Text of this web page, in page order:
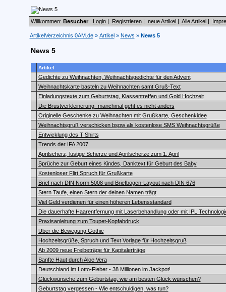
Willkommen: Besucher Login| Registrieren| neue Artikel| Alle Artikel|
ArtikelVerzeichnis 0AM.de» Artikel» News » News 5
News 5
Artikel
Gedichte zu Weihnachten, Weihnachtsgedichte für den Advent
Weihnachtskarte basteln zu Weihnachten samt Gruß-Text
Einladungstexte zum Geburtstag, Klassentreffen und Gold Hochzeit
Die Brustverkleinerung- manchmal geht es nicht anders
Originelle Geschenke zu Weihnachten mit Grußkarte, Geschenkidee
Weihnachtsgruß verschicken bspw als kostenlose SMS Weihnachtsgrüße
Entwicklung des T Shirts
Trends der IFA 2007
Aprilscherz, lustige Scherze und Aprilscherze zum 1. April
Sprüche zur Geburt eines Kindes, Danktext für Geburt des Baby
Kostenloser Flirt Spruch für Grußkarte
Brief nach DIN Norm 5008 und Briefbogen-Layout nach DIN 676
Stern Taufe, einen Stern der deinen Namen trägt
Viel Geld verdienen für einen höheren Lebensstandard
Die dauerhafte Haarentfernung mit Laserbehandlung oder mit IPL
Praxisanleitung zum Toupet-Kopfabdruck
Uber die Bewegung Gothic
Hochzeitsgrüße, Spruch und Text Vorlage für Hochzeitsgruß
Ab 2009 neue Freibeträge für Kapitalerträge
Sanfte Haut durch Aloe Vera
Deutschland im Lotto-Fieber - 38 Millionen im Jackpot!
Glückwünsche zum Geburtstag, wie am besten Glück wünschen?
Geburtstag vergessen - Wie entschuldigen, was tun?